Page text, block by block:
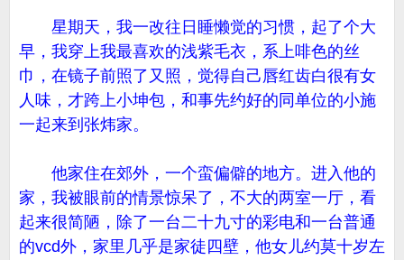
星期天，我一改往日睡懒觉的习惯，起了个大
早，我穿上我最喜欢的浅紫毛衣，系上啡色的丝
巾，在镜子前照了又照，觉得自己唇红齿白很有女
人味，才跨上小坤包，和事先约好的同单位的小施
一起来到张炜家。
他家住在郊外，一个蛮偏僻的地方。进入他的
家，我被眼前的情景惊呆了，不大的两室一厅，看
起来很简陋，除了一台二十九寸的彩电和一台普通
的vcd外，家里几乎是家徒四壁，他女儿约莫十岁左